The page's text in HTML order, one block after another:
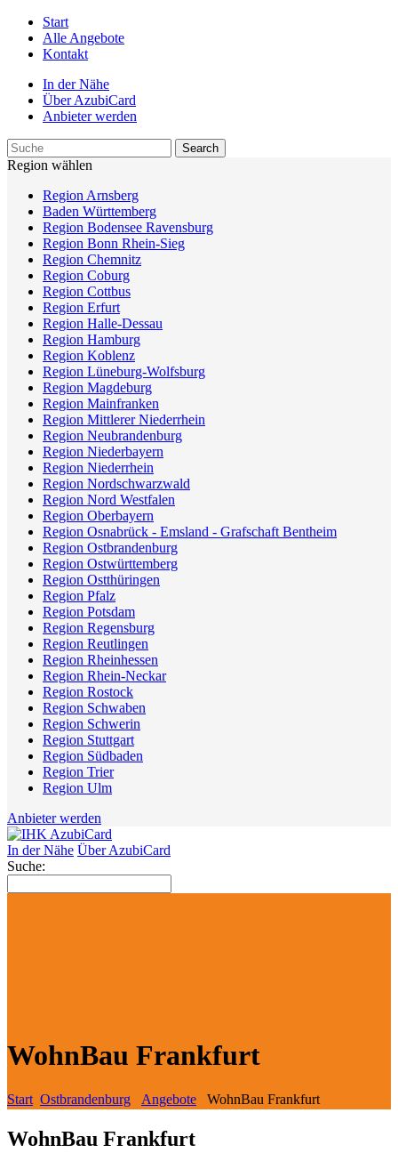
Start
Alle Angebote
Kontakt
In der Nähe
Über AzubiCard
Anbieter werden
Region wählen
Region Arnsberg
Baden Württemberg
Region Bodensee Ravensburg
Region Bonn Rhein-Sieg
Region Chemnitz
Region Coburg
Region Cottbus
Region Erfurt
Region Halle-Dessau
Region Hamburg
Region Koblenz
Region Lüneburg-Wolfsburg
Region Magdeburg
Region Mainfranken
Region Mittlerer Niederrhein
Region Neubrandenburg
Region Niederbayern
Region Niederrhein
Region Nordschwarzwald
Region Nord Westfalen
Region Oberbayern
Region Osnabrück - Emsland - Grafschaft Bentheim
Region Ostbrandenburg
Region Ostwürttemberg
Region Ostthüringen
Region Pfalz
Region Potsdam
Region Regensburg
Region Reutlingen
Region Rheinhessen
Region Rhein-Neckar
Region Rostock
Region Schwaben
Region Schwerin
Region Stuttgart
Region Südbaden
Region Trier
Region Ulm
Anbieter werden
In der Nähe Über AzubiCard
Suche:
WohnBau Frankfurt
Start Ostbrandenburg Angebote WohnBau Frankfurt
WohnBau Frankfurt